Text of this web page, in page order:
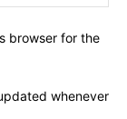
browser for the
whenever